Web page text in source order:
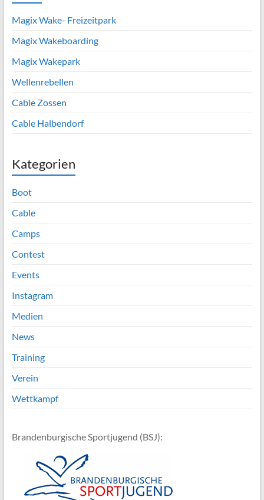
Magix Wake- Freizeitpark
Magix Wakeboarding
Magix Wakepark
Wellenrebellen
Cable Zossen
Cable Halbendorf
Kategorien
Boot
Cable
Camps
Contest
Events
Instagram
Medien
News
Training
Verein
Wettkampf
Brandenburgische Sportjugend (BSJ):